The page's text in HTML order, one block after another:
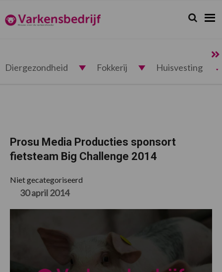
de
hoofdnavigatie
de
hoofd
de
eerste
de
voettekst
Varkensbedrijf.nl Zoeken...
Zoek
Diergezondheid Fokkerij Huisvesting
Prosu Media Producties sponsort
fietsteam Big Challenge 2014
Niet gecategoriseerd
30 april 2014